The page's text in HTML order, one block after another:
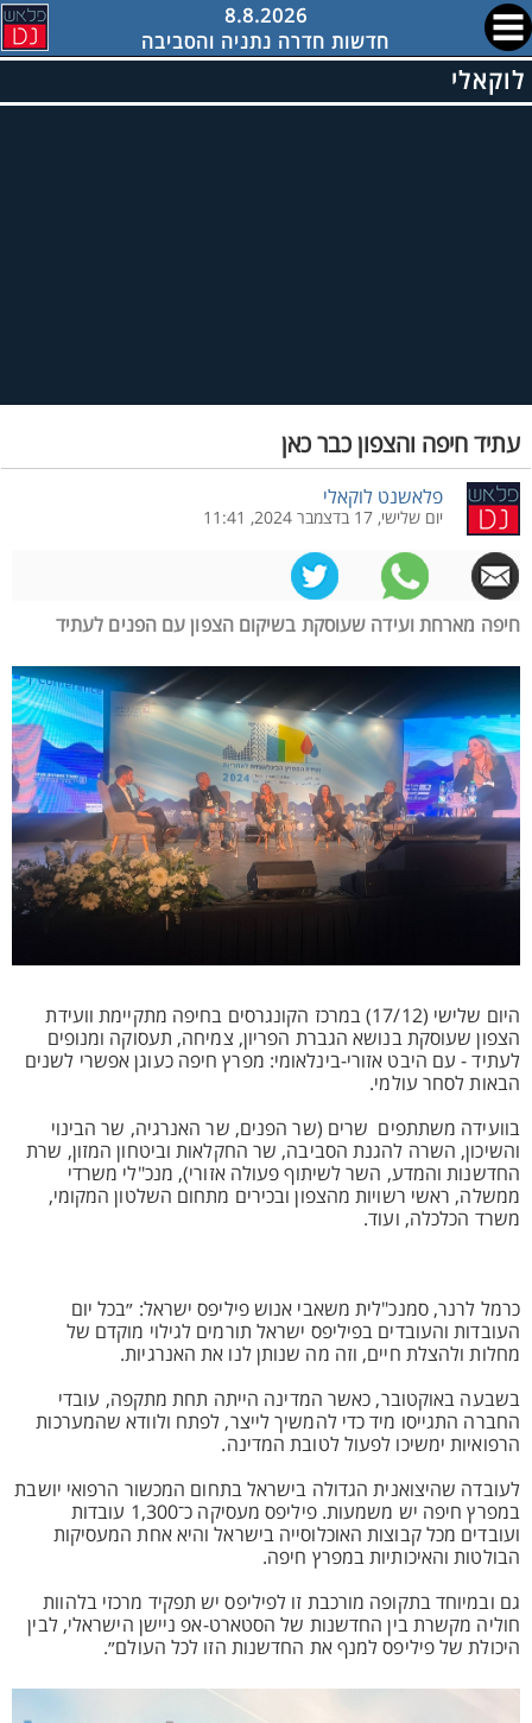
8.8.2026
חדשות חדרה נתניה והסביבה
לוקאלי
עתיד חיפה והצפון כבר כאן
פלאשנט לוקאלי
יום שלישי, 17 בדצמבר 2024, 11:41
חיפה מארחת ועידה שעוסקת בשיקום הצפון עם הפנים לעתיד
היום שלישי (17/12) במרכז הקונגרסים בחיפה מתקיימת וועידת
הצפון שעוסקת בנושא הגברת הפריון, צמיחה, תעסוקה ומנופים
לעתיד - עם היבט אזורי-בינלאומי: מפרץ חיפה כעוגן אפשרי לשנים
הבאות לסחר עולמי.
בוועידה משתתפים שרים (שר הפנים, שר האנרגיה, שר הבינוי
והשיכון, השרה להגנת הסביבה, שר החקלאות וביטחון המזון, שרת
החדשנות והמדע, השר לשיתוף פעולה אזורי), מנכ"לי משרדי
ממשלה, ראשי רשויות מהצפון ובכירים מתחום השלטון המקומי,
משרד הכלכלה, ועוד.
כרמל לרנר, סמנכ"לית משאבי אנוש פיליפס ישראל: ״בכל יום
העובדות והעובדים בפיליפס ישראל תורמים לגילוי מוקדם של
מחלות ולהצלת חיים, וזה מה שנותן לנו את האנרגיות.
בשבעה באוקטובר, כאשר המדינה הייתה תחת מתקפה, עובדי
החברה התגייסו מיד כדי להמשיך לייצר, לפתח ולוודא שהמערכות
הרפואיות ימשיכו לפעול לטובת המדינה.
לעובדה שהיצואנית הגדולה בישראל בתחום המכשור הרפואי יושבת
במפרץ חיפה יש משמעות. פיליפס מעסיקה כ־1,300 עובדות
ועובדים מכל קבוצות האוכלוסייה בישראל והיא אחת המעסיקות
הבולטות והאיכותיות במפרץ חיפה.
גם ובמיוחד בתקופה מורכבת זו לפיליפס יש תפקיד מרכזי בלהוות
חוליה מקשרת בין החדשנות של הסטארט-אפ ניישן הישראלי, לבין
היכולת של פיליפס למנף את החדשנות הזו לכל העולם״.